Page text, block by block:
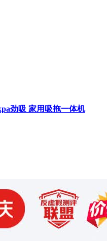
劲吸 家用吸拖一体机